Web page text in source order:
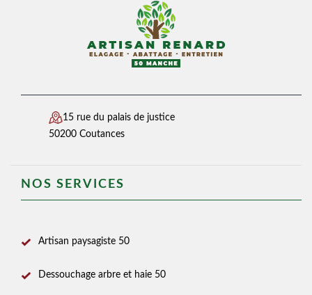
15 rue du palais de justice
50200 Coutances
NOS SERVICES
Artisan paysagiste 50
Dessouchage arbre et haie 50